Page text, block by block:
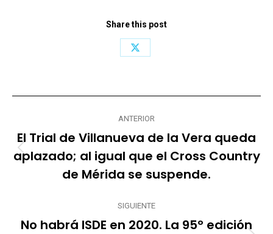
Share this post
Share
Navegación
entre
publicaciones
ANTERIOR
Publicación
anterior:
El Trial de Villanueva de la Vera queda
aplazado; al igual que el Cross Country
de Mérida se suspende.
SIGUIENTE
No habrá ISDE en 2020. La 95º edición